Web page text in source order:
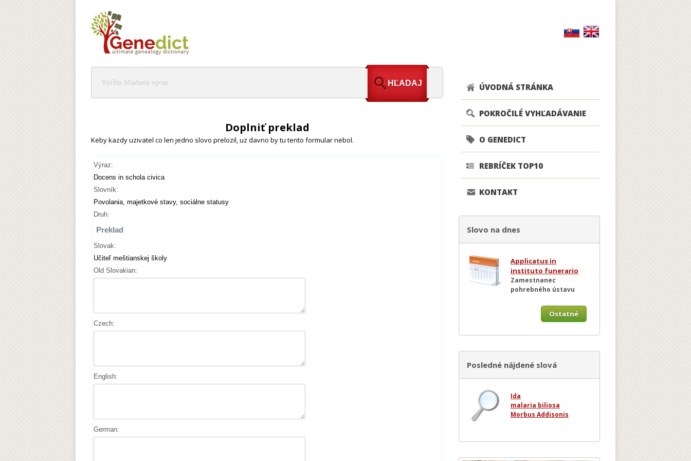
Doplniť preklad
Keby kazdy uzivatel co len jedno slovo prelozil, uz davno by tu tento formular nebol.
Výraz:
Docens in schola civica
Slovník:
Povolania, majetkové stavy, sociálne statusy
Druh:
Preklad
Slovak:
Učiteľ meštianskej školy
Old Slovakian:
Czech:
English:
German:
ÚVODNÁ STRÁNKA
POKROČILÉ VYHĽADÁVANIE
O GENEDICT
REBRÍČEK TOP10
KONTAKT
Slovo na dnes
Applicatus in
instituto funerario
Zamestnanec
pohrebného ústavu
Ostatné
Posledné nájdené slová
Ida
malaria biliosa
Morbus Addisonis